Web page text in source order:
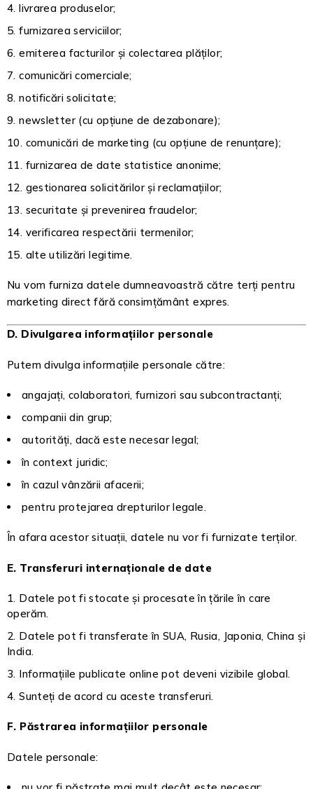
livrarea produselor;
furnizarea serviciilor;
emiterea facturilor și colectarea plăților;
comunicări comerciale;
notificări solicitate;
newsletter (cu opțiune de dezabonare);
comunicări de marketing (cu opțiune de renunțare);
furnizarea de date statistice anonime;
gestionarea solicitărilor și reclamațiilor;
securitate și prevenirea fraudelor;
verificarea respectării termenilor;
alte utilizări legitime.
Nu vom furniza datele dumneavoastră către terți pentru
marketing direct fără consimțământ expres.
D. Divulgarea informațiilor personale
Putem divulga informațiile personale către:
angajați, colaboratori, furnizori sau subcontractanți;
companii din grup;
autorități, dacă este necesar legal;
în context juridic;
în cazul vânzării afacerii;
pentru protejarea drepturilor legale.
În afara acestor situații, datele nu vor fi furnizate terților.
E. Transferuri internaționale de date
Datele pot fi stocate și procesate în țările în care
operăm.
Datele pot fi transferate în SUA, Rusia, Japonia, China și
India.
Informațiile publicate online pot deveni vizibile global.
Sunteți de acord cu aceste transferuri.
F. Păstrarea informațiilor personale
Datele personale: